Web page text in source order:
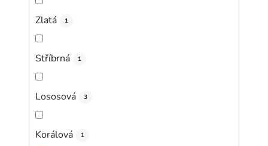
Zlatá 1
Stříbrná 1
Lososová 3
Korálová 1